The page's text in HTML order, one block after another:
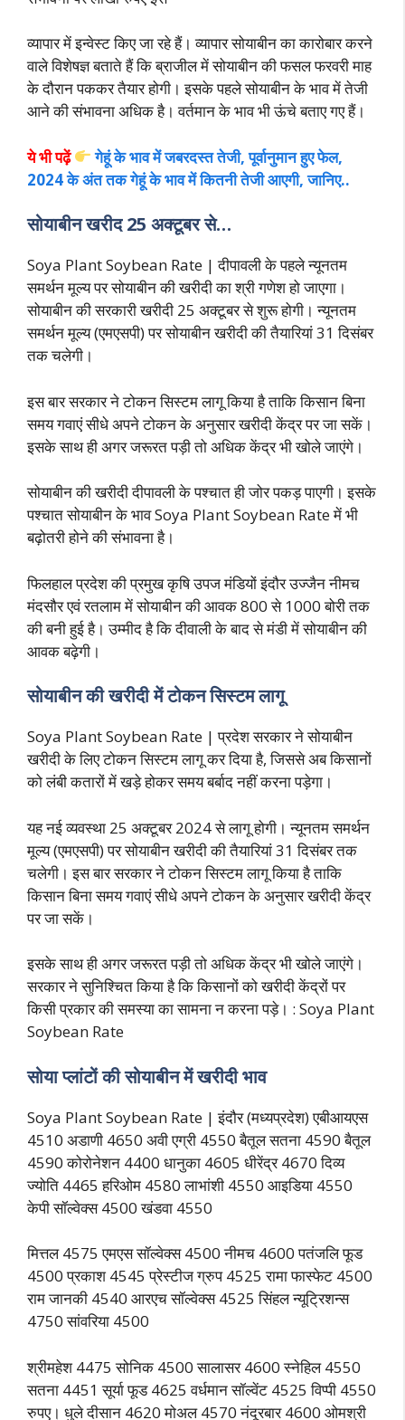
व्यापार में इन्वेस्ट किए जा रहे हैं। व्यापार सोयाबीन का कारोबार करने
वाले विशेषज्ञ बताते हैं कि ब्राजील में सोयाबीन की फसल फरवरी माह
के दौरान पककर तैयार होगी। इसके पहले सोयाबीन के भाव में तेजी
आने की संभावना अधिक है। वर्तमान के भाव भी ऊंचे बताए गए हैं।
ये भी पढ़ें
गेहूं के भाव में जबरदस्त तेजी, पूर्वानुमान हुए फेल,
2024 के अंत तक गेहूं के भाव में कितनी तेजी आएगी, जानिए..
सोयाबीन खरीद 25 अक्टूबर से…
Soya Plant Soybean Rate | दीपावली के पहले न्यूनतम
समर्थन मूल्य पर सोयाबीन की खरीदी का श्री गणेश हो जाएगा।
सोयाबीन की सरकारी खरीदी 25 अक्टूबर से शुरू होगी। न्यूनतम
समर्थन मूल्य (एमएसपी) पर सोयाबीन खरीदी की तैयारियां 31 दिसंबर
तक चलेगी।
इस बार सरकार ने टोकन सिस्टम लागू किया है ताकि किसान बिना
समय गवाएं सीधे अपने टोकन के अनुसार खरीदी केंद्र पर जा सकें।
इसके साथ ही अगर जरूरत पड़ी तो अधिक केंद्र भी खोले जाएंगे।
सोयाबीन की खरीदी दीपावली के पश्चात ही जोर पकड़ पाएगी। इसके
पश्चात सोयाबीन के भाव Soya Plant Soybean Rate में भी
बढ़ोतरी होने की संभावना है।
फिलहाल प्रदेश की प्रमुख कृषि उपज मंडियों इंदौर उज्जैन नीमच
मंदसौर एवं रतलाम में सोयाबीन की आवक 800 से 1000 बोरी तक
की बनी हुई है। उम्मीद है कि दीवाली के बाद से मंडी में सोयाबीन की
आवक बढ़ेगी।
सोयाबीन की खरीदी में टोकन सिस्टम लागू
Soya Plant Soybean Rate | प्रदेश सरकार ने सोयाबीन
खरीदी के लिए टोकन सिस्टम लागू कर दिया है, जिससे अब किसानों
को लंबी कतारों में खड़े होकर समय बर्बाद नहीं करना पड़ेगा।
यह नई व्यवस्था 25 अक्टूबर 2024 से लागू होगी। न्यूनतम समर्थन
मूल्य (एमएसपी) पर सोयाबीन खरीदी की तैयारियां 31 दिसंबर तक
चलेगी। इस बार सरकार ने टोकन सिस्टम लागू किया है ताकि
किसान बिना समय गवाएं सीधे अपने टोकन के अनुसार खरीदी केंद्र
पर जा सकें।
इसके साथ ही अगर जरूरत पड़ी तो अधिक केंद्र भी खोले जाएंगे।
सरकार ने सुनिश्चित किया है कि किसानों को खरीदी केंद्रों पर
किसी प्रकार की समस्या का सामना न करना पड़े। : Soya Plant
Soybean Rate
सोया प्लांटों की सोयाबीन में खरीदी भाव
Soya Plant Soybean Rate | इंदौर (मध्यप्रदेश) एबीआयएस
4510 अडाणी 4650 अवी एग्री 4550 बैतूल सतना 4590 बैतूल
4590 कोरोनेशन 4400 धानुका 4605 धीरेंद्र 4670 दिव्य
ज्योति 4465 हरिओम 4580 लाभांशी 4550 आइडिया 4550
केपी सॉल्वेक्स 4500 खंडवा 4550
मित्तल 4575 एमएस सॉल्वेक्स 4500 नीमच 4600 पतंजलि फूड
4500 प्रकाश 4545 प्रेस्टीज ग्रुप 4525 रामा फास्फेट 4500
राम जानकी 4540 आरएच सॉल्वेक्स 4525 सिंहल न्यूट्रिशन्स
4750 सांवरिया 4500
श्रीमहेश 4475 सोनिक 4500 सालासर 4600 स्नेहिल 4550
सतना 4451 सूर्या फूड 4625 वर्धमान सॉल्वेंट 4525 विप्पी 4550
रुपए। धुले दीसान 4620 मोअल 4570 नंदूरबार 4600 ओमश्री